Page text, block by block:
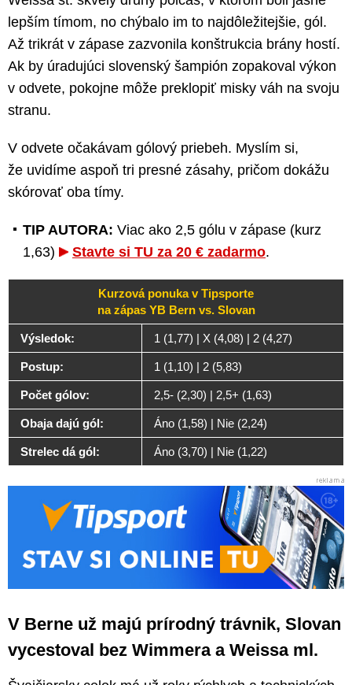
lepším tímom, no chýbalo im to najdôležitejšie, gól.
Až trikrát v zápase zazvonila konštrukcia brány hostí.
Ak by úradujúci slovenský šampión zopakoval výkon
v odvete, pokojne môže preklopiť misky váh na svoju
stranu.
V odvete očakávam gólový priebeh. Myslím si,
že uvidíme aspoň tri presné zásahy, pričom dokážu
skórovať oba tímy.
TIP AUTORA: Viac ako 2,5 gólu v zápase (kurz
1,63)
Stavte si TU za 20 € zadarmo.
Kurzová ponuka v Tipsporte
na zápas YB Bern vs. Slovan
Výsledok: 1 (1,77) | X (4,08) | 2 (4,27)
Postup: 1 (1,10) | 2 (5,83)
Počet gólov: 2,5- (2,30) | 2,5+ (1,63)
Obaja dajú gól: Áno (1,58) | Nie (2,24)
Strelec dá gól: Áno (3,70) | Nie (1,22)
V Berne už majú prírodný trávnik, Slovan
vycestoval bez Wimmera a Weissa ml.